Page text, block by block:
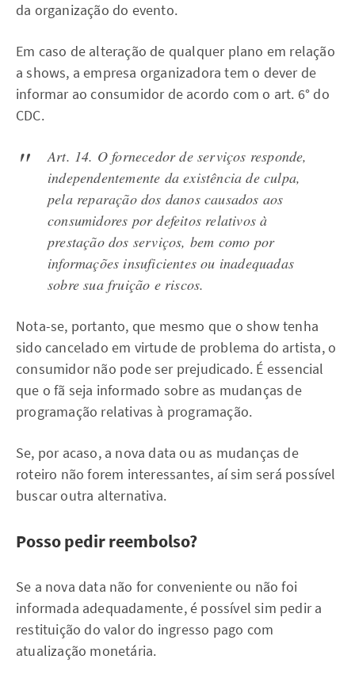
da organização do evento.
Em caso de alteração de qualquer plano em relação
a shows, a empresa organizadora tem o dever de
informar ao consumidor de acordo com o art. 6° do
CDC.
Art. 14. O fornecedor de serviços responde,
independentemente da existência de culpa,
pela reparação dos danos causados aos
consumidores por defeitos relativos à
prestação dos serviços, bem como por
informações insuficientes ou inadequadas
sobre sua fruição e riscos.
Nota-se, portanto, que mesmo que o show tenha
sido cancelado em virtude de problema do artista, o
consumidor não pode ser prejudicado. É essencial
que o fã seja informado sobre as mudanças de
programação relativas à programação.
Se, por acaso, a nova data ou as mudanças de
roteiro não forem interessantes, aí sim será possível
buscar outra alternativa.
Posso pedir reembolso?
Se a nova data não for conveniente ou não foi
informada adequadamente, é possível sim pedir a
restituição do valor do ingresso pago com
atualização monetária.